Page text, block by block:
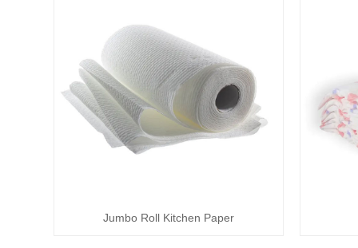
Jumbo Roll Kitchen Paper